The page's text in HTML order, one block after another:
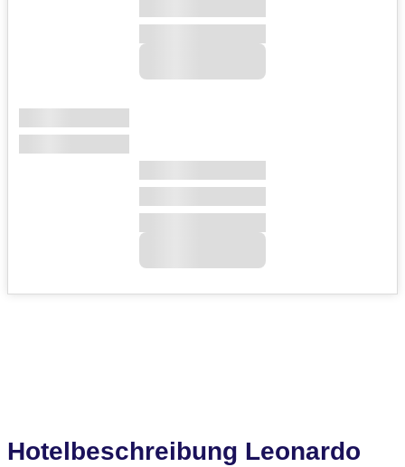
Hotelbeschreibung Leonardo